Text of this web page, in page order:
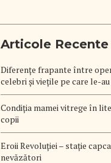
Articole Recente
Diferențe frapante între
celebri și viețile pe care le-
Condiția mamei vitrege în
copii
Eroii Revoluției – stație
nevăzători